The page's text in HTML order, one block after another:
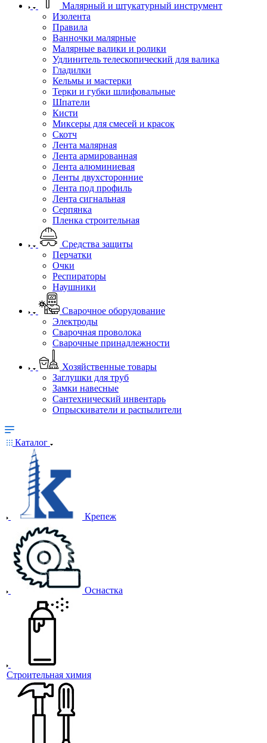
Малярный и штукатурный инструмент
Изолента
Правила
Ванночки малярные
Малярные валики и ролики
Удлинитель телескопический для валика
Гладилки
Кельмы и мастерки
Терки и губки шлифовальные
Шпатели
Кисти
Миксеры для смесей и красок
Скотч
Лента малярная
Лента армированная
Лента алюминиевая
Ленты двухсторонние
Лента под профиль
Лента сигнальная
Серпянка
Пленка строительная
Средства защиты
Перчатки
Очки
Респираторы
Наушники
Сварочное оборудование
Электроды
Сварочная проволока
Сварочные принадлежности
Хозяйственные товары
Заглушки для труб
Замки навесные
Сантехнический инвентарь
Опрыскиватели и распылители
Каталог
Крепеж
Оснастка
Строительная химия